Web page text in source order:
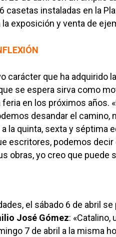
casetas instaladas en la
exposición y venta de
carácter que ha adquirido
se espera sirva como
en los próximos años.
desandar el camino,
la quinta, sexta y séptima
escritores, podemos decir
obras, yo creo que puede
el sábado 6 de abril se
José Gómez: «Catalino,
7 de abril a la misma